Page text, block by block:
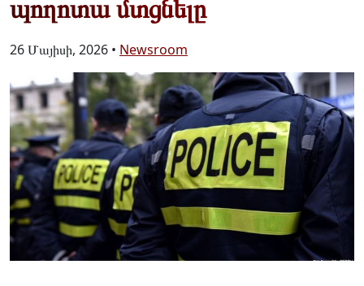
պողոտա մտցնելը
26 Մայիսի, 2026 • Newsroom